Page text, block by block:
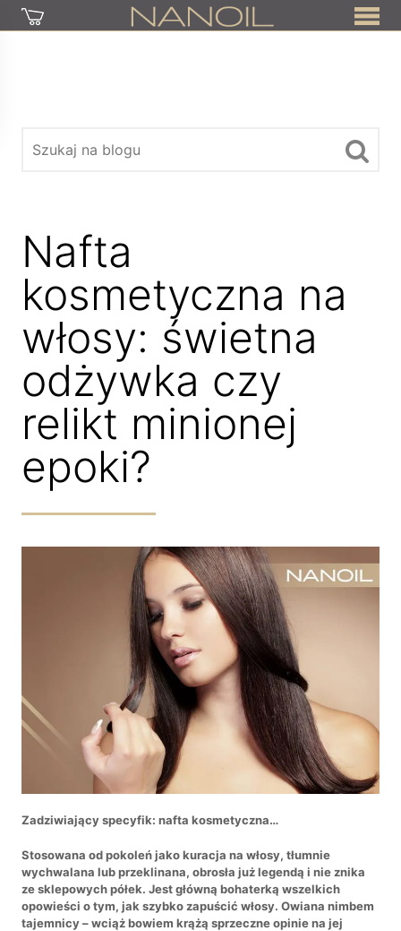
Nafta
kosmetyczna na
włosy: świetna
odżywka czy
relikt minionej
epoki?
Zadziwiający specyfik: nafta kosmetyczna…
Stosowana od pokoleń jako kuracja na włosy, tłumnie
wychwalana lub przeklinana, obrosła już legendą i nie znika
ze sklepowych półek. Jest główną bohaterką wszelkich
opowieści o tym, jak szybko zapuścić włosy. Owiana nimbem
tajemnicy – wciąż bowiem krążą sprzeczne opinie na jej